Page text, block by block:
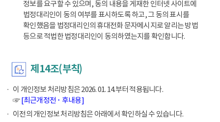
정보를 요구할 수 있으며, 동의 내용을 게재한 인터넷 사이트에
법정대리인이 동의 여부를 표시하도록 하고, 그 동의 표시를
확인했음을 법정대리인의 휴대전화 문자메시지로 알리는 방법
등으로 적법한 법정대리인이 동의하였는지를 확인합니다.
제14조(부칙)
이 개인정보 처리방침은 2026. 01. 14.부터 적용됩니다.
☞[최근개정전 ･ 후내용]
이전의 개인정보 처리방침은 아래에서 확인하실 수 있습니다.